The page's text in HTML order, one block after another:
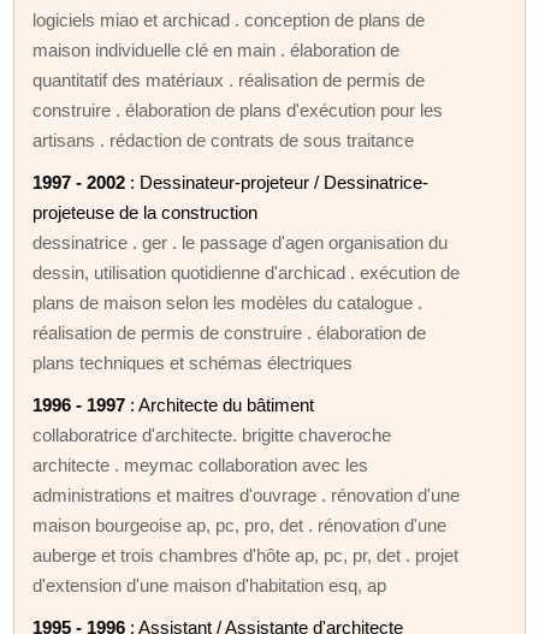
logiciels miao et archicad . conception de plans de
maison individuelle clé en main . élaboration de
quantitatif des matériaux . réalisation de permis de
construire . élaboration de plans d'exécution pour les
artisans . rédaction de contrats de sous traitance
1997 - 2002 : Dessinateur-projeteur / Dessinatrice-
projeteuse de la construction
dessinatrice . ger . le passage d'agen organisation du
dessin, utilisation quotidienne d'archicad . exécution de
plans de maison selon les modèles du catalogue .
réalisation de permis de construire . élaboration de
plans techniques et schémas électriques
1996 - 1997 : Architecte du bâtiment
collaboratrice d'architecte. brigitte chaveroche
architecte . meymac collaboration avec les
administrations et maitres d'ouvrage . rénovation d'une
maison bourgeoise ap, pc, pro, det . rénovation d'une
auberge et trois chambres d'hôte ap, pc, pr, det . projet
d'extension d'une maison d'habitation esq, ap
1995 - 1996 : Assistant / Assistante d'architecte